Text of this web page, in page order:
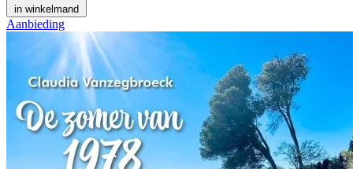
in winkelmand
Aanbieding